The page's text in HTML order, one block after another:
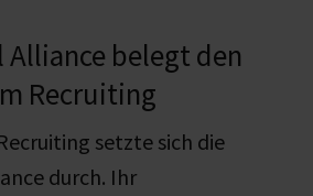
belegt den
Recruiting
setzte sich die
durch. Ihr